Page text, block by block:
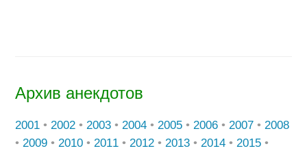
Архив анекдотов
2001 • 2002 • 2003 • 2004 • 2005 • 2006 • 2007 • 2008
• 2009 • 2010 • 2011 • 2012 • 2013 • 2014 • 2015 •